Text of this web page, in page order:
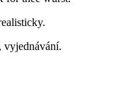
vyjednávání.